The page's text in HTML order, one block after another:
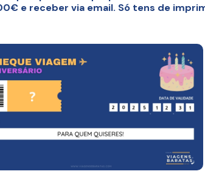
e receber via email. Só tens de